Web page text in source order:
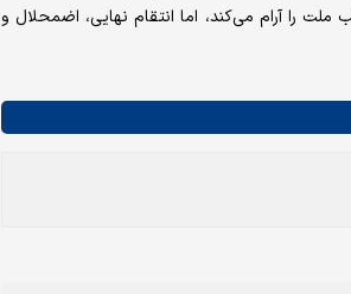
را آرام می‌کند، اما انتقام نهایی، اضمحلال و